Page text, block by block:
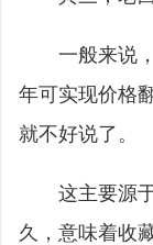
一般来说，
年可实现价格
就不好说了。
这主要源于
久，意味着收